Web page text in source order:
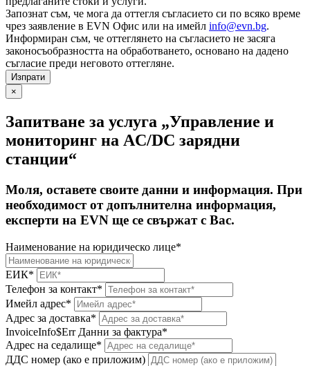
Запознат съм, че мога да оттегля съгласието си по всяко време
чрез заявление в EVN Офис или на имейл info@evn.bg.
Информиран съм, че оттеглянето на съгласието не засяга
законосъобразността на обработването, основано на дадено
съгласие преди неговото оттегляне.
×
Запитване за услуга „Управление и
мониторинг на AC/DC зарядни
станции“
Моля, оставете своите данни и информация. При
необходимост от допълнителна информация,
експерти на EVN ще се свържат с Вас.
Наименование на юридическо лице*
ЕИК*
Телефон за контакт*
Имейл адрес*
Адрес за доставка*
InvoiceInfo$Err Данни за фактура*
Адрес на седалище*
ДДС номер (ако е приложим)